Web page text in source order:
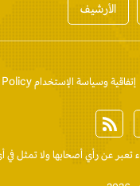
الأرشيف
إتفاقية وسياسة الإستخدام Privacy Policy
تعبر عن رأي أصحابها ولا تمثل